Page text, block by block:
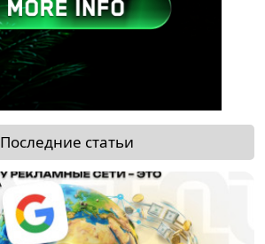
Последние статьи